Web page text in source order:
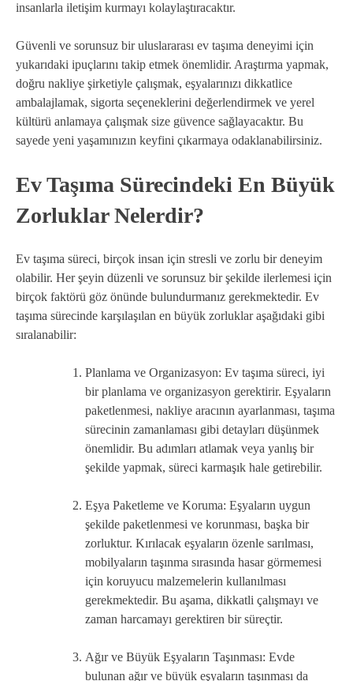
insanlarla iletişim kurmayı kolaylaştıracaktır.
Güvenli ve sorunsuz bir uluslararası ev taşıma deneyimi için
yukarıdaki ipuçlarını takip etmek önemlidir. Araştırma yapmak,
doğru nakliye şirketiyle çalışmak, eşyalarınızı dikkatlice
ambalajlamak, sigorta seçeneklerini değerlendirmek ve yerel
kültürü anlamaya çalışmak size güvence sağlayacaktır. Bu
sayede yeni yaşamınızın keyfini çıkarmaya odaklanabilirsiniz.
Ev Taşıma Sürecindeki En Büyük
Zorluklar Nelerdir?
Ev taşıma süreci, birçok insan için stresli ve zorlu bir deneyim
olabilir. Her şeyin düzenli ve sorunsuz bir şekilde ilerlemesi için
birçok faktörü göz önünde bulundurmanız gerekmektedir. Ev
taşıma sürecinde karşılaşılan en büyük zorluklar aşağıdaki gibi
sıralanabilir:
Planlama ve Organizasyon: Ev taşıma süreci, iyi
bir planlama ve organizasyon gerektirir. Eşyaların
paketlenmesi, nakliye aracının ayarlanması, taşıma
sürecinin zamanlaması gibi detayları düşünmek
önemlidir. Bu adımları atlamak veya yanlış bir
şekilde yapmak, süreci karmaşık hale getirebilir.
Eşya Paketleme ve Koruma: Eşyaların uygun
şekilde paketlenmesi ve korunması, başka bir
zorluktur. Kırılacak eşyaların özenle sarılması,
mobilyaların taşınma sırasında hasar görmemesi
için koruyucu malzemelerin kullanılması
gerekmektedir. Bu aşama, dikkatli çalışmayı ve
zaman harcamayı gerektiren bir süreçtir.
Ağır ve Büyük Eşyaların Taşınması: Evde
bulunan ağır ve büyük eşyaların taşınması da